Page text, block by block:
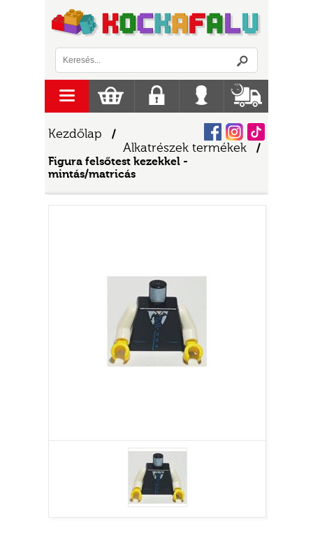
Kezdőlap /
Alkatrészek termékek
/
Figura felsőtest kezekkel -
mintás/matricás